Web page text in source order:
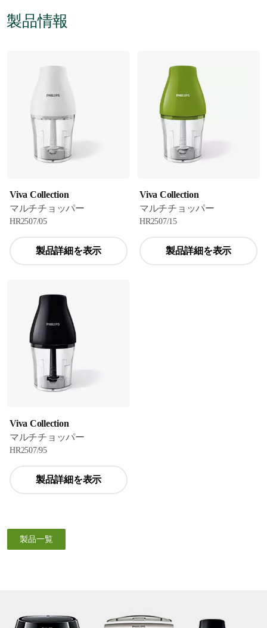
製品情報
Viva Collection
マルチチョッパー
HR2507/05
製品詳細を表示
Viva Collection
マルチチョッパー
HR2507/15
製品詳細を表示
Viva Collection
マルチチョッパー
HR2507/95
製品詳細を表示
製品一覧